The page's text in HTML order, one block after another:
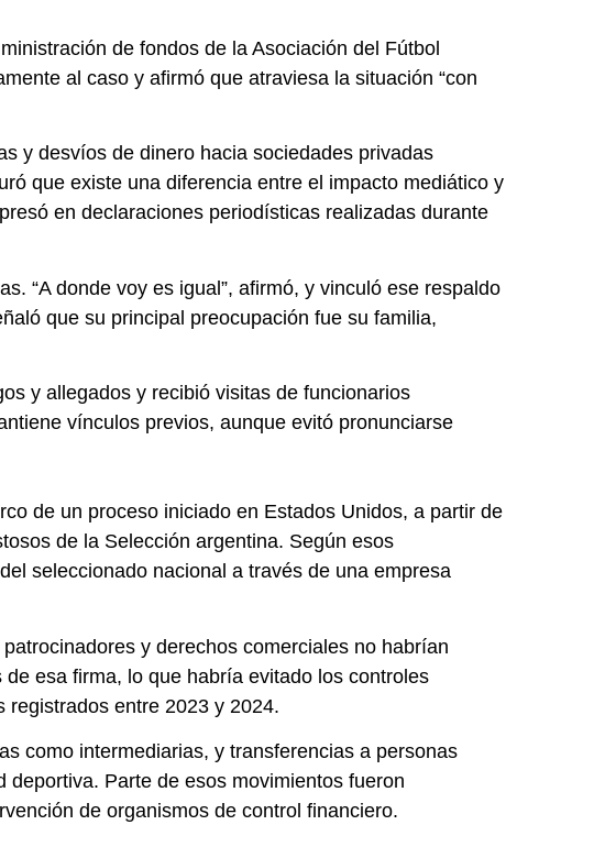
de fondos de la Asociación del Fútbol
al caso y afirmó que atraviesa la situación “con
y desvíos de dinero hacia sociedades privadas
que existe una diferencia entre el impacto mediático y
en declaraciones periodísticas realizadas durante
“A donde voy es igual”, afirmó, y vinculó ese respaldo
que su principal preocupación fue su familia,
y allegados y recibió visitas de funcionarios
vínculos previos, aunque evitó pronunciarse
de un proceso iniciado en Estados Unidos, a partir de
de la Selección argentina. Según esos
seleccionado nacional a través de una empresa
y derechos comerciales no habrían
esa firma, lo que habría evitado los controles
registrados entre 2023 y 2024.
como intermediarias, y transferencias a personas
Parte de esos movimientos fueron
de organismos de control financiero.